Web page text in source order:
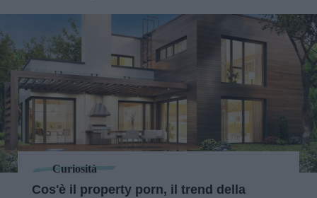
Curiosità
Cos'è il property porn, il trend della